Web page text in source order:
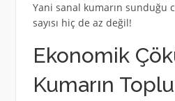
Yani sanal kumarın sunduğu
sayısı hiç de az değil!
Ekonomik
Kumarın